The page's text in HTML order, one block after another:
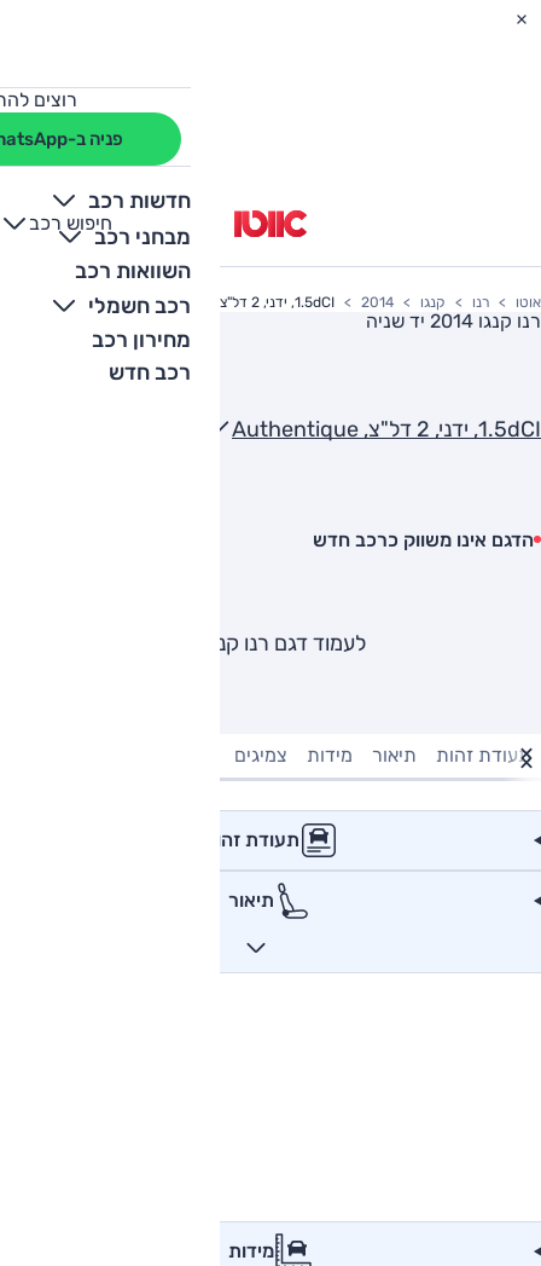
רוצים
פניה ב-WhatsApp
חדשות רכב
מבחני רכב
השוואות רכב
רכב חשמלי
מחירון רכב
רכב חדש
חיפוש רכב
+
-
אוטו רנו קנגו 2014 1.5dCI, ידני, 2 דל"צ, Authentique
רנו קנגו 2014 יד שניה
1.5dCI, ידני, 2 דל"צ, Authentique
הדגם אינו משווק כרכב חדש
לעמוד דגם רנו קנגו
תעודת זהות תיאור מידות צמיגים
תעודת זהות
תיאור
מידות